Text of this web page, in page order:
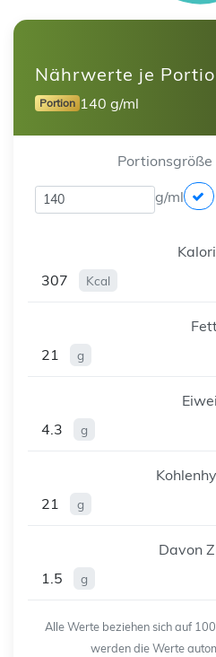
Nährwerte je
Portion 140 g/ml
Portionsgröße
g/ml
307
Kcal
21
g
4.3
g
21
g
Davon
1.5
g
Alle Werte beziehen sich auf
werden die Werte